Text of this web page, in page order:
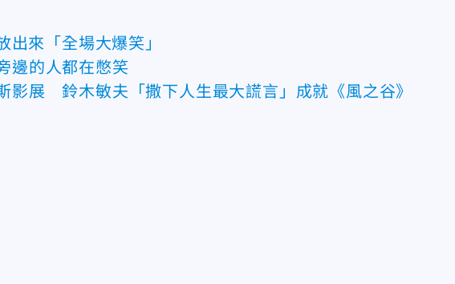
來「全場大爆笑」
邊的人都在憋笑
影展 鈴木敏夫「撒下人生最大謊言」成就《風之谷》